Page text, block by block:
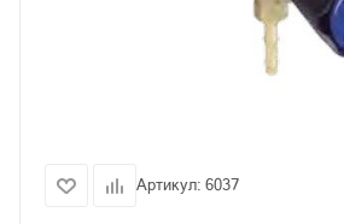
Артикул: 6037